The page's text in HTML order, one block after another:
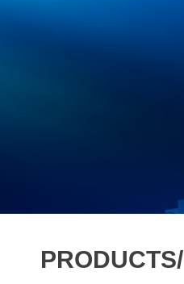
PRODUCTS/